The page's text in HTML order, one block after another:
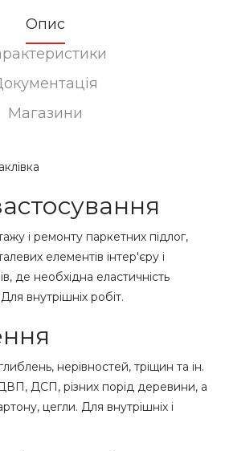
Опис
Магазини
і ремонту паркетних підлог,
елементів інтер'єру і
де необхідна еластичність
внутрішніх робіт.
нерівностей, тріщин та ін.
ДСП, різних порід деревини, а
цегли. Для внутрішніх і